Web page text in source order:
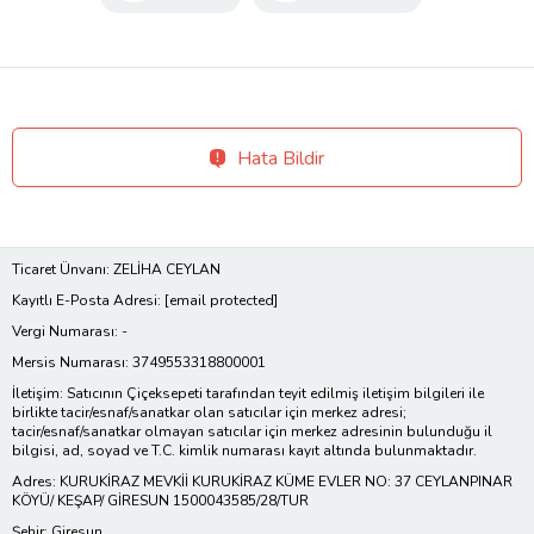
Hata Bildir
Ticaret Ünvanı: ZELİHA CEYLAN
Kayıtlı E-Posta Adresi: [email protected]
Vergi Numarası: -
Mersis Numarası: 3749553318800001
İletişim: Satıcının Çiçeksepeti tarafından teyit edilmiş iletişim bilgileri ile
birlikte tacir/esnaf/sanatkar olan satıcılar için merkez adresi;
tacir/esnaf/sanatkar olmayan satıcılar için merkez adresinin bulunduğu il
bilgisi, ad, soyad ve T.C. kimlik numarası kayıt altında bulunmaktadır.
Adres: KURUKİRAZ MEVKİİ KURUKİRAZ KÜME EVLER NO: 37 CEYLANPINAR
KÖYÜ/ KEŞAP/ GİRESUN 1500043585/28/TUR